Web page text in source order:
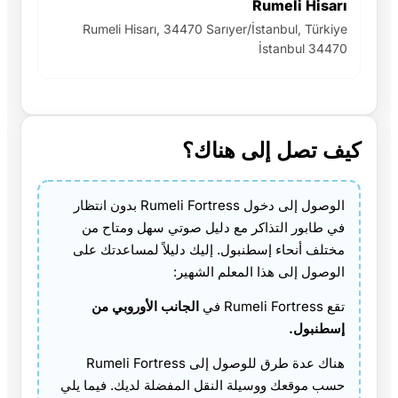
Rumeli Hisarı
Rumeli Hisarı, 34470 Sarıyer/İstanbul, Türkiye
İstanbul 34470
كيف تصل إلى هناك؟
الوصول إلى دخول Rumeli Fortress بدون انتظار
في طابور التذاكر مع دليل صوتي سهل ومتاح من
مختلف أنحاء إسطنبول. إليك دليلاً لمساعدتك على
الوصول إلى هذا المعلم الشهير:
تقع Rumeli Fortress في
الجانب الأوروبي من
إسطنبول.
هناك عدة طرق للوصول إلى Rumeli Fortress
حسب موقعك ووسيلة النقل المفضلة لديك. فيما يلي